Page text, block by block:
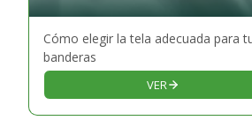
Cómo elegir la tela adecuada para
banderas
VER